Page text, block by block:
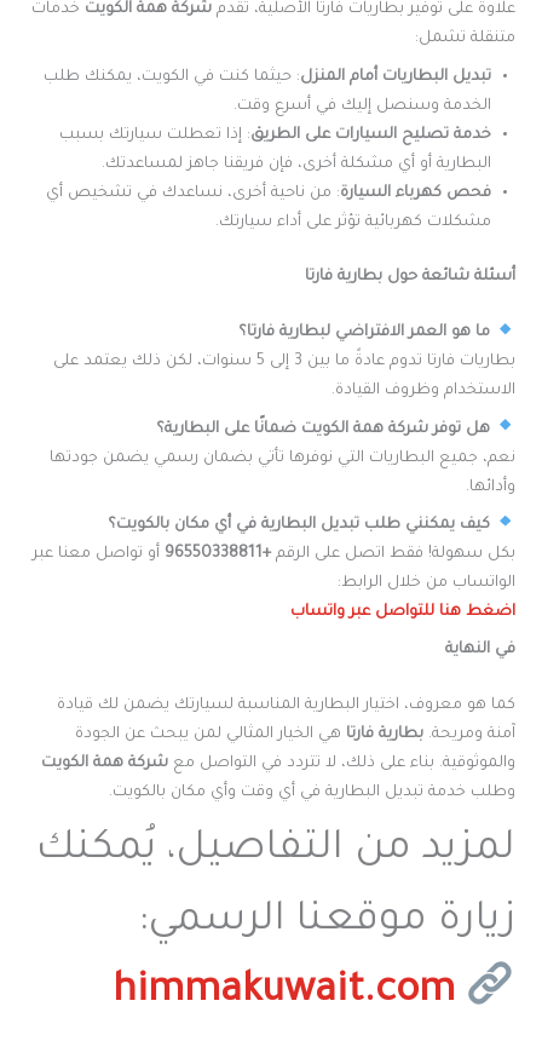
علاوة على توفير بطاريات فارتا الأصلية، تقدمشركة همة الكويت خدمات
متنقلة تشمل:
تبديل البطاريات أمام المنزل: حيثما كنت في الكويت، يمكنك طلب
الخدمة وسنصل إليك في أسرع وقت.
خدمة تصليح السيارات على الطريق: إذا تعطلت سيارتك بسبب
البطارية أو أي مشكلة أخرى، فإن فريقنا جاهز لمساعدتك.
فحص كهرباء السيارة: من ناحية أخرى، نساعدك في تشخيص أي
مشكلات كهربائية تؤثر على أداء سيارتك.
أسئلة شائعة حول بطارية فارتا
ما هو العمر الافتراضي لبطارية فارتا؟
بطاريات فارتا تدوم عادةً ما بين 3 إلى 5 سنوات، لكن ذلك يعتمد على
الاستخدام وظروف القيادة.
هل توفر شركة همة الكويت ضمانًا على البطارية؟
نعم، جميع البطاريات التي نوفرها تأتي بضمان رسمي يضمن جودتها
وأدائها.
كيف يمكنني طلب تبديل البطارية في أي مكان بالكويت؟
بكل سهولة! فقط اتصل على الرقم+96550338811
أو تواصل معنا عبر
الواتساب من خلال الرابط:
اضغط هنا للتواصل عبر واتساب
في النهاية
كما هو معروف، اختيار البطارية المناسبة لسيارتك يضمن لك قيادة
آمنة ومريحة.بطارية فارتا هي الخيار المثالي لمن يبحث عن الجودة
والموثوقية. بناء على ذلك، لا تتردد في التواصل معشركة همة الكويت
وطلب خدمة تبديل البطارية في أي وقت وأي مكان بالكويت.
لمزيد من التفاصيل، يُمكنك
زيارة موقعنا الرسمي:
himmakuwait.com